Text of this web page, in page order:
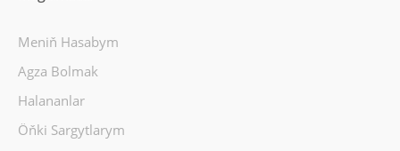
Meniň Hasabym
Agza Bolmak
Halananlar
Öňki Sargytlarym